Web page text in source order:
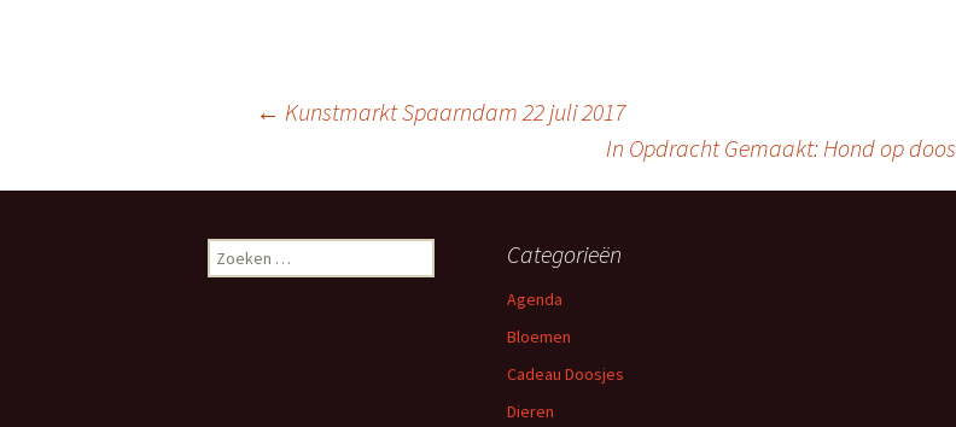
Berichtnavigatie
← Kunstmarkt Spaarndam 22 juli 2017
In Opdracht Gemaakt: Hond op doos
Zoeken
naar:
Categorieën
Agenda
Bloemen
Cadeau Doosjes
Dieren